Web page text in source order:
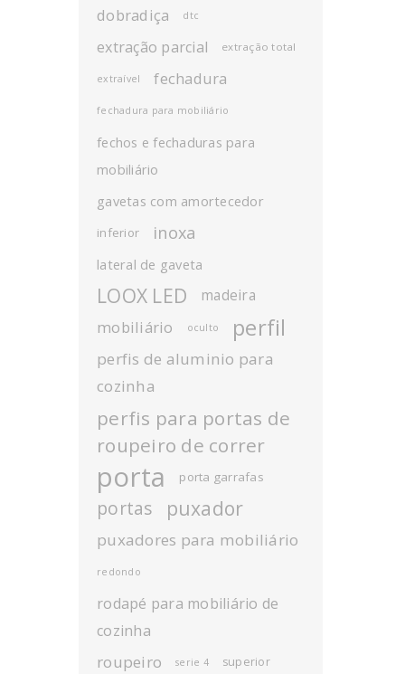
dobradiça dtc
extração parcial extração total
extraível fechadura
fechadura para mobiliário
fechos e fechaduras para
mobiliário
gavetas com amortecedor
inferior inoxa
lateral de gaveta
LOOX LED madeira
mobiliário oculto perfil
perfis de aluminio para
cozinha
perfis para portas de
roupeiro de correr
porta porta garrafas
portas puxador
puxadores para mobiliário
redondo
rodapé para mobiliário de
cozinha
roupeiro serie 4 superior